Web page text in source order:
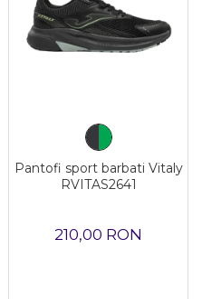
Pantofi sport barbati Vitaly
RVITAS2641
210,00 RON